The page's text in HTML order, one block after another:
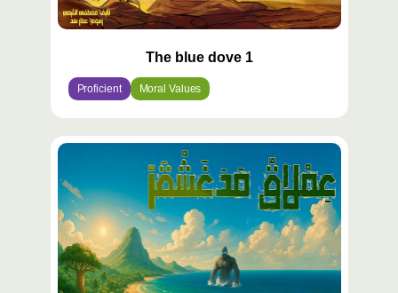
The blue dove 1
Proficient Moral Values
محتوى